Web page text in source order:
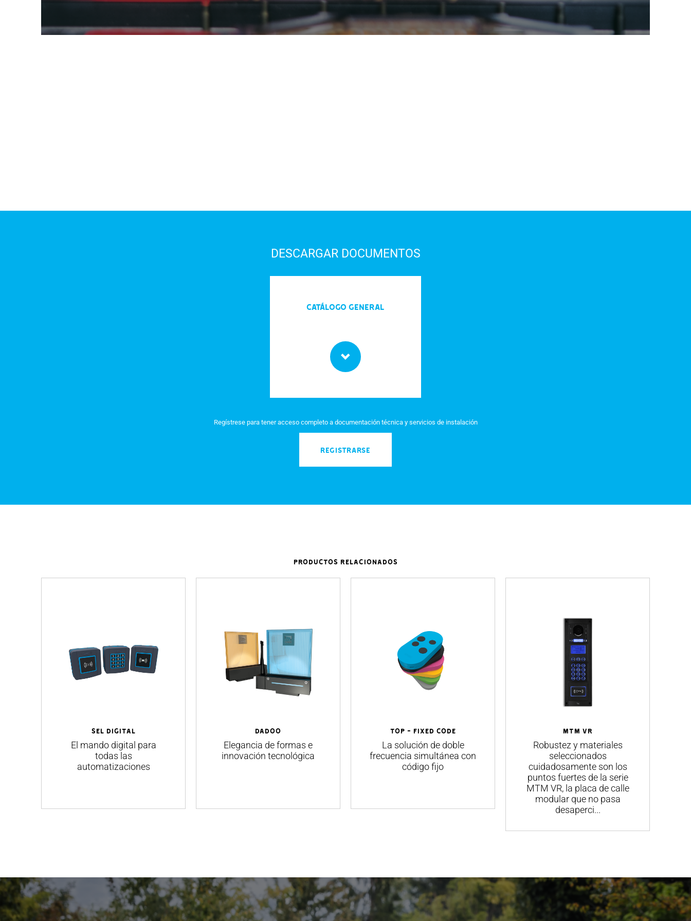
DESCARGAR DOCUMENTOS
Catálogo General
Regístrese para tener acceso completo a documentación técnica y servicios de instalación
REGISTRARSE
PRODUCTOS RELACIONADOS
SEL Digital
El mando digital para
todas las
automatizaciones
DADOO
Elegancia de formas e
innovación tecnológica
TOP - Fixed Code
La solución de doble
frecuencia simultánea con
código fijo
MTM VR
Robustez y materiales
seleccionados
cuidadosamente son los
puntos fuertes de la serie
MTM VR, la placa de calle
modular que no pasa
desaperci...